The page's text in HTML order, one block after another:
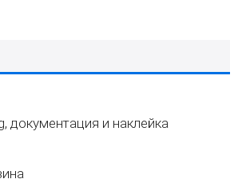
документация и наклейка